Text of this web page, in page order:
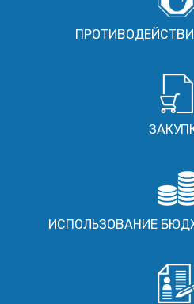
ИСПОЛЬЗОВАНИЕ